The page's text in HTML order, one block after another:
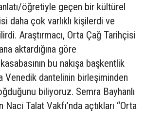
öğretiyle geçen bir kültürel
daha çok varlıklı kişilerdi ve
Araştırmacı, Orta Çağ Tarihçisi
aktardığına göre
bu nakışa başkentlik
Venedik dantelinin birleşiminden
biliyoruz. Semra Bayhanlı
Talat Vakfı’nda açtıkları “Orta